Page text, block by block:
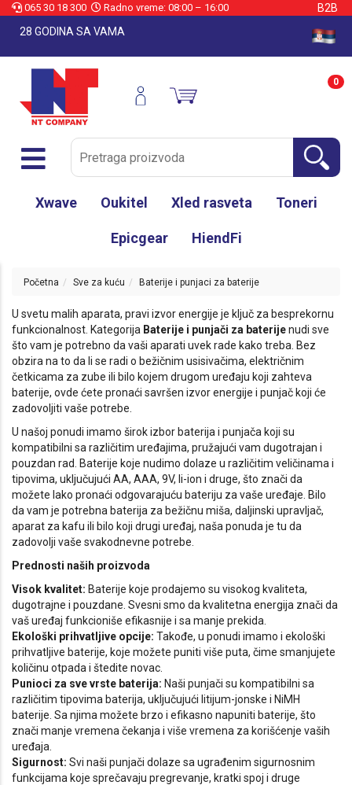
065 30 18 300 Radno vreme: 08:00 – 16:00
B2B
28 GODINA SA VAMA
Xwave Oukitel Xled rasveta Toneri
Epicgear HiendFi
0
Početna Sve za kuću Baterije i punjaci za baterije
U svetu malih aparata, pravi izvor energije je ključ za besprekornu
funkcionalnost. Kategorija Baterije i punjači za baterijenudi sve
što vam je potrebno da vaši aparati uvek rade kako treba. Bez
obzira na to da li se radi o bežičnim usisivačima, električnim
četkicama za zube ili bilo kojem drugom uređaju koji zahteva
baterije, ovde ćete pronaći savršen izvor energije i punjač koji će
zadovoljiti vaše potrebe.
U našoj ponudi imamo širok izbor baterija i punjača koji su
kompatibilni sa različitim uređajima, pružajući vam dugotrajan i
pouzdan rad. Baterije koje nudimo dolaze u različitim veličinama i
tipovima, uključujući AA, AAA, 9V, li-ion i druge, što znači da
možete lako pronaći odgovarajuću bateriju za vaše uređaje. Bilo
da vam je potrebna baterija za bežičnu miša, daljinski upravljač,
aparat za kafu ili bilo koji drugi uređaj, naša ponuda je tu da
zadovolji vaše svakodnevne potrebe.
Prednosti naših proizvoda
Visok kvalitet: Baterije koje prodajemo su visokog kvaliteta,
dugotrajne i pouzdane. Svesni smo da kvalitetna energija znači da
vaš uređaj funkcioniše efikasnije i sa manje prekida.
Ekološki prihvatljive opcije: Takođe, u ponudi imamo i ekološki
prihvatljive baterije, koje možete puniti više puta, čime smanjujete
količinu otpada i štedite novac.
Punioci za sve vrste baterija: Naši punjači su kompatibilni sa
različitim tipovima baterija, uključujući litijum-jonske i NiMH
baterije. Sa njima možete brzo i efikasno napuniti baterije, što
znači manje vremena čekanja i više vremena za korišćenje vaših
uređaja.
Sigurnost: Svi naši punjači dolaze sa ugrađenim sigurnosnim
funkcijama koje sprečavaju pregrevanje, kratki spoj i druge